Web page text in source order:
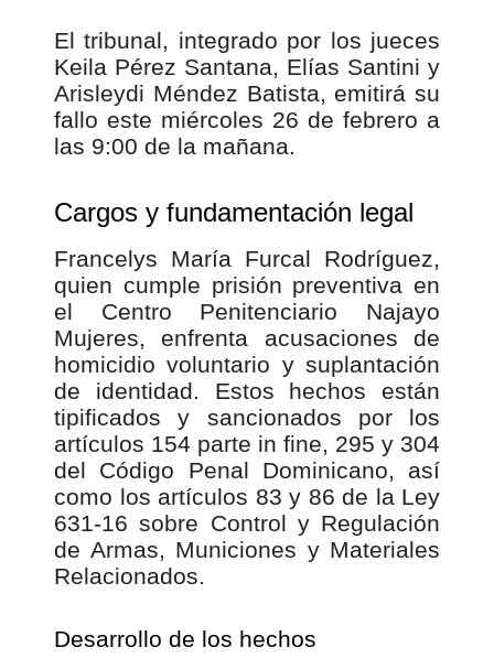
El tribunal, integrado por los jueces
Keila Pérez Santana, Elías Santini y
Arisleydi Méndez Batista, emitirá su
fallo este miércoles 26 de febrero a
las 9:00 de la mañana.
Cargos y fundamentación legal
Francelys María Furcal Rodríguez,
quien cumple prisión preventiva en
el Centro Penitenciario Najayo
Mujeres, enfrenta acusaciones de
homicidio voluntario y suplantación
de identidad. Estos hechos están
tipificados y sancionados por los
artículos 154 parte in fine, 295 y 304
del Código Penal Dominicano, así
como los artículos 83 y 86 de la Ley
631-16 sobre Control y Regulación
de Armas, Municiones y Materiales
Relacionados.
Desarrollo de los hechos